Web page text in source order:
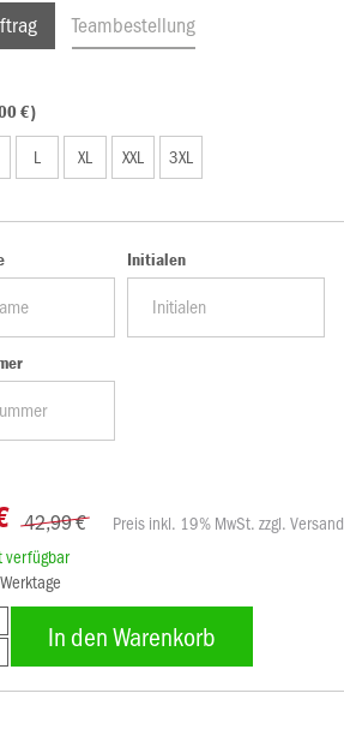
Teambestellung
€)
L XL XXL 3XL
Initialen
42,99 €
Preis inkl. 19% MwSt. zzgl. Versand
verfügbar
In den Warenkorb